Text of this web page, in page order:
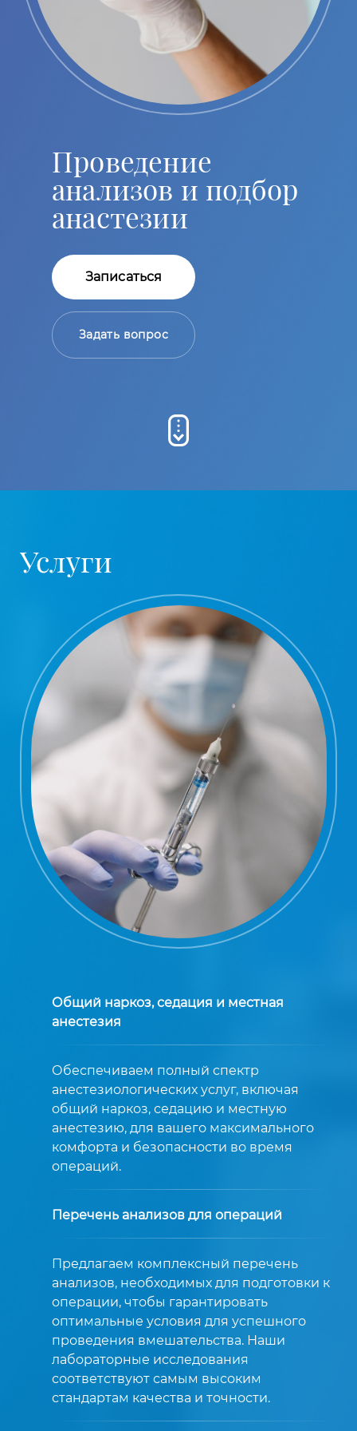
Проведение
анализов и подбор
анастезии
Записаться
Задать вопрос
Услуги
Общий наркоз, седация и местная
анестезия
Обеспечиваем полный спектр
анестезиологических услуг, включая
общий наркоз, седацию и местную
анестезию, для вашего максимального
комфорта и безопасности во время
операций.
Перечень анализов для операций
Предлагаем комплексный перечень
анализов, необходимых для подготовки к
операции, чтобы гарантировать
оптимальные условия для успешного
проведения вмешательства. Наши
лабораторные исследования
соответствуют самым высоким
стандартам качества и точности.